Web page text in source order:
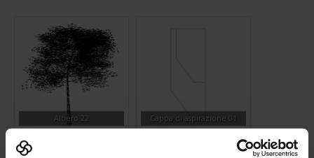
Albero 22 Cappa di aspirazione 01